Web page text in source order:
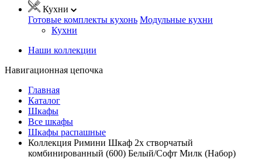
Кухни
Готовые комплекты кухонь Модульные кухни
Кухни
Наши коллекции
Навигационная цепочка
Главная
Каталог
Шкафы
Все шкафы
Шкафы распашные
Коллекция Римини Шкаф 2х створчатый
комбинированный (600) Белый/Софт Милк (Набор)